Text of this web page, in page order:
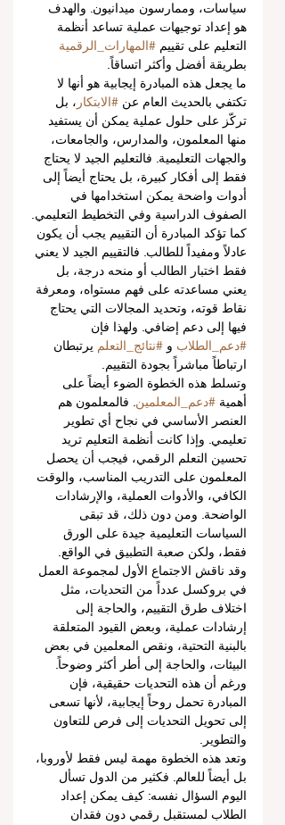
سياسات، وممارسون ميدانيون. والهدف
هو إعداد توجيهات عملية تساعد أنظمة
التعليم على تقييم #المهارات_الرقمية
بطريقة أفضل وأكثر اتساقاً.
ما يجعل هذه المبادرة إيجابية هو أنها لا
تكتفي بالحديث العام عن #الابتكار ، بل
تركّز على حلول عملية يمكن أن يستفيد
منها المعلمون، والمدارس، والجامعات،
والجهات التعليمية. فالتعليم الجيد لا يحتاج
فقط إلى أفكار كبيرة، بل يحتاج أيضاً إلى
أدوات واضحة يمكن استخدامها في
الصفوف الدراسية وفي التخطيط التعليمي.
كما تؤكد المبادرة أن التقييم يجب أن يكون
عادلاً ومفيداً للطالب. فالتقييم الجيد لا يعني
فقط اختبار الطالب أو منحه درجة، بل
يعني مساعدته على فهم مستواه، ومعرفة
نقاط قوته، وتحديد المجالات التي يحتاج
فيها إلى دعم إضافي. ولهذا فإن
#دعم_الطلاب و #نتائج_التعلم يرتبطان
ارتباطاً مباشراً بجودة التقييم.
وتسلط هذه الخطوة الضوء أيضاً على
أهمية #دعم_المعلمين . فالمعلمون هم
العنصر الأساسي في نجاح أي تطوير
تعليمي. وإذا كانت أنظمة التعليم تريد
تحسين التعلم الرقمي، فيجب أن يحصل
المعلمون على التدريب المناسب، والوقت
الكافي، والأدوات العملية، والإرشادات
الواضحة. ومن دون ذلك، قد تبقى
السياسات التعليمية جيدة على الورق
فقط، ولكن صعبة التطبيق في الواقع.
وقد ناقش الاجتماع الأول لمجموعة العمل
في بروكسل عدداً من التحديات، مثل
اختلاف طرق التقييم، والحاجة إلى
إرشادات عملية، وبعض القيود المتعلقة
بالبنية التحتية، ونقص المعلمين في بعض
البيئات، والحاجة إلى أطر أكثر وضوحاً.
ورغم أن هذه التحديات حقيقية، فإن
المبادرة تحمل روحاً إيجابية، لأنها تسعى
إلى تحويل التحديات إلى فرص للتعاون
والتطوير.
وتعد هذه الخطوة مهمة ليس فقط لأوروبا،
بل أيضاً للعالم. فكثير من الدول تسأل
اليوم السؤال نفسه: كيف يمكن إعداد
الطلاب لمستقبل رقمي دون فقدان